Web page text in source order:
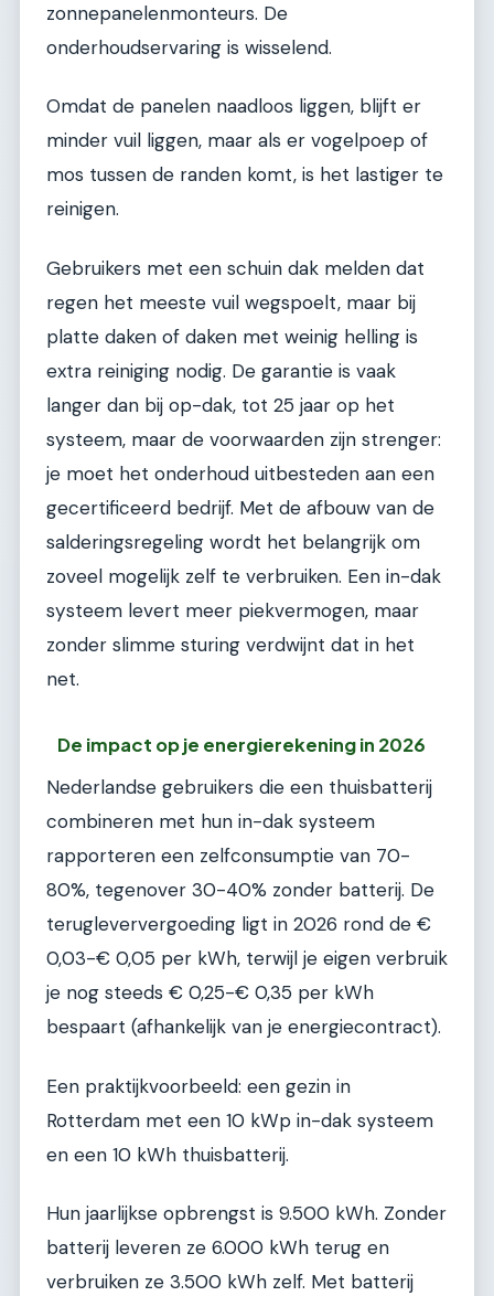
zonnepanelenmonteurs. De
onderhoudservaring is wisselend.
Omdat de panelen naadloos liggen, blijft er
minder vuil liggen, maar als er vogelpoep of
mos tussen de randen komt, is het lastiger te
reinigen.
Gebruikers met een schuin dak melden dat
regen het meeste vuil wegspoelt, maar bij
platte daken of daken met weinig helling is
extra reiniging nodig. De garantie is vaak
langer dan bij op-dak, tot 25 jaar op het
systeem, maar de voorwaarden zijn strenger:
je moet het onderhoud uitbesteden aan een
gecertificeerd bedrijf. Met de afbouw van de
salderingsregeling wordt het belangrijk om
zoveel mogelijk zelf te verbruiken. Een in-dak
systeem levert meer piekvermogen, maar
zonder slimme sturing verdwijnt dat in het
net.
De impact op je energierekening in 2026
Nederlandse gebruikers die een thuisbatterij
combineren met hun in-dak systeem
rapporteren een zelfconsumptie van 70-
80%, tegenover 30-40% zonder batterij. De
terugleververgoeding ligt in 2026 rond de €
0,03-€ 0,05 per kWh, terwijl je eigen verbruik
je nog steeds € 0,25-€ 0,35 per kWh
bespaart (afhankelijk van je energiecontract).
Een praktijkvoorbeeld: een gezin in
Rotterdam met een 10 kWp in-dak systeem
en een 10 kWh thuisbatterij.
Hun jaarlijkse opbrengst is 9.500 kWh. Zonder
batterij leveren ze 6.000 kWh terug en
verbruiken ze 3.500 kWh zelf. Met batterij